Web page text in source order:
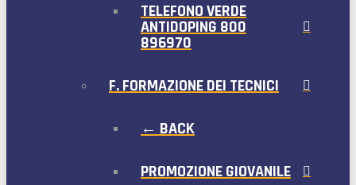
TELEFONO VERDE
ANTIDOPING 800
896970
F. FORMAZIONE DEI TECNICI
← BACK
PROMOZIONE GIOVANILE